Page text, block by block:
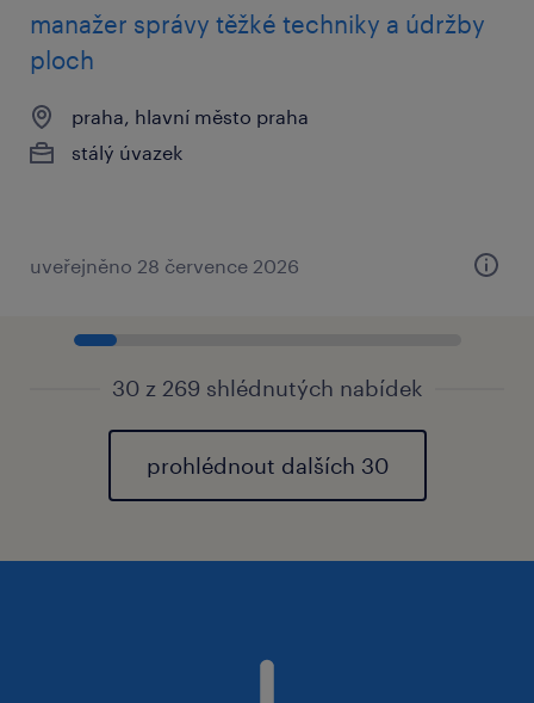
manažer správy těžké techniky a údržby
ploch
praha, hlavní město praha
stálý úvazek
uveřejněno 28 července 2026
30 z 269 shlédnutých nabídek
prohlédnout dalších 30